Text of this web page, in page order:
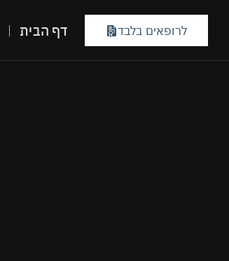
לרופאים בלבד דף הבית